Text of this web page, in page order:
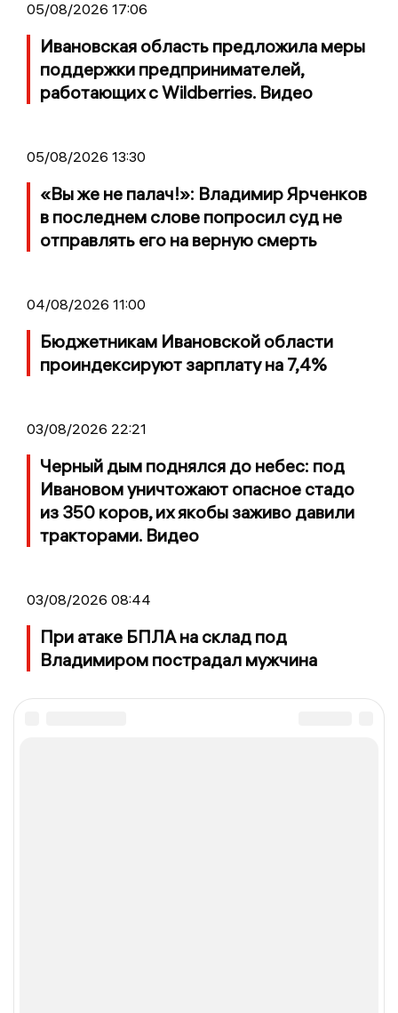
05/08/2026 17:06
Ивановская область предложила меры
поддержки предпринимателей,
работающих с Wildberries. Видео
05/08/2026 13:30
«Вы же не палач!»: Владимир Ярченков
в последнем слове попросил суд не
отправлять его на верную смерть
04/08/2026 11:00
Бюджетникам Ивановской области
проиндексируют зарплату на 7,4%
03/08/2026 22:21
Черный дым поднялся до небес: под
Ивановом уничтожают опасное стадо
из 350 коров, их якобы заживо давили
тракторами. Видео
03/08/2026 08:44
При атаке БПЛА на склад под
Владимиром пострадал мужчина